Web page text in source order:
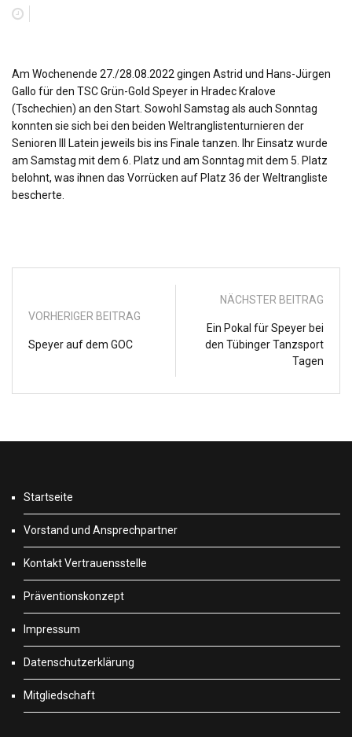
Am Wochenende 27./28.08.2022 gingen Astrid und Hans-Jürgen
Gallo für den TSC Grün-Gold Speyer in Hradec Kralove
(Tschechien) an den Start. Sowohl Samstag als auch Sonntag
konnten sie sich bei den beiden Weltranglistenturnieren der
Senioren III Latein jeweils bis ins Finale tanzen. Ihr Einsatz wurde
am Samstag mit dem 6. Platz und am Sonntag mit dem 5. Platz
belohnt, was ihnen das Vorrücken auf Platz 36 der Weltrangliste
bescherte.
VORHERIGER BEITRAG
Speyer auf dem GOC
NÄCHSTER BEITRAG
Ein Pokal für Speyer bei
den Tübinger Tanzsport
Tagen
Startseite
Vorstand und Ansprechpartner
Kontakt Vertrauensstelle
Präventionskonzept
Impressum
Datenschutzerklärung
Mitgliedschaft